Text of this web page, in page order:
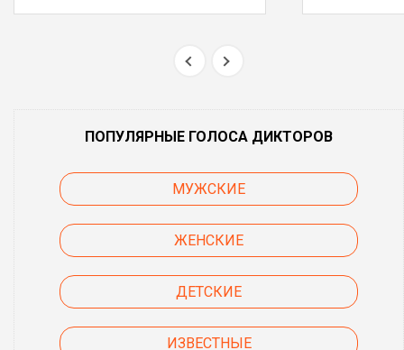
ПОПУЛЯРНЫЕ ГОЛОСА ДИКТОРОВ
МУЖСКИЕ
ЖЕНСКИЕ
ДЕТСКИЕ
ИЗВЕСТНЫЕ